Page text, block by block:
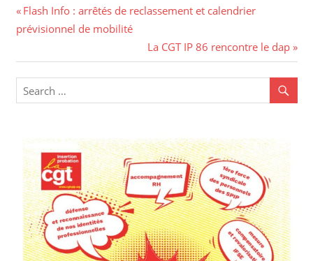
Navigation
de
l’article
Previous
Post:
Flash Info : arrêtés de reclassement et calendrier
prévisionnel de mobilité
Next
Post:
La CGT IP 86 rencontre le dap